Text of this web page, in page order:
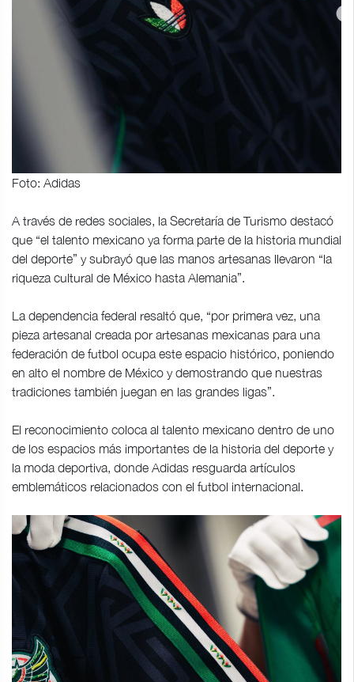
Foto: Adidas
A través de redes sociales, la Secretaría de Turismo destacó
que “el talento mexicano ya forma parte de la historia mundial
del deporte” y subrayó que las manos artesanas llevaron “la
riqueza cultural de México hasta Alemania”.
La dependencia federal resaltó que, “por primera vez, una
pieza artesanal creada por artesanas mexicanas para una
federación de futbol ocupa este espacio histórico, poniendo
en alto el nombre de México y demostrando que nuestras
tradiciones también juegan en las grandes ligas”.
El reconocimiento coloca al talento mexicano dentro de uno
de los espacios más importantes de la historia del deporte y
la moda deportiva, donde Adidas resguarda artículos
emblemáticos relacionados con el futbol internacional.